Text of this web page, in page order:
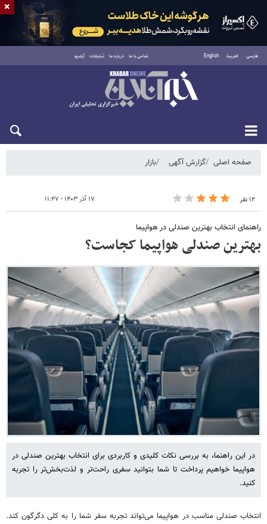
فارسی العربية English تماس با ما درباره ما تبلیغات آرشیو
شنبه ۱۷ مرداد ۱۴۰۵
صفحه اصلی گزارش آگهی بازار
۱۲ نفر ۱۷ آذر ۱۴۰۳ - ۱۱:۴۷
راهنمای انتخاب بهترین صندلی در هواپیما
بهترین صندلی هواپیما کجاست؟
در این راهنما، به بررسی نکات کلیدی و کاربردی برای انتخاب بهترین صندلی در
هواپیما خواهیم پرداخت تا شما بتوانید سفری راحت‌تر و لذت‌بخش‌تر را تجربه
کنید.
انتخاب صندلی مناسب در هواپیما می‌تواند تجربه سفر شما را به کلی دگرگون کند.
×